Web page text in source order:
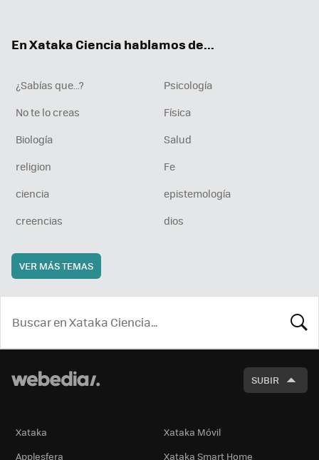
En Xataka Ciencia hablamos de...
¿Sabías que...?
Psicología
No te lo creas
Física
Biología
Salud
religion
Fe
ciencia
epistemología
creencias
dios
VER MÁS TEMAS
SUBIR
Xataka
Xataka Móvil
Applesfera
Xataka Smart Home